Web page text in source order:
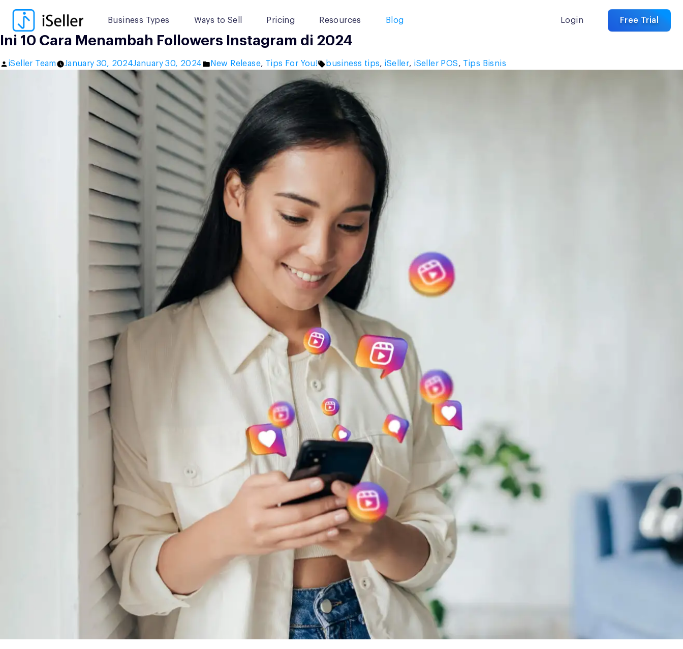
Business Types Ways to Sell Pricing Resources Blog Login Free Trial
content
Ini 10 Cara Menambah Followers Instagram di 2024
Posted
iSeller Team January 30, 2024January 30, 2024
Posted
New Release, Tips For You! Tags:
business tips, iSeller, iSeller POS, Tips Bisnis